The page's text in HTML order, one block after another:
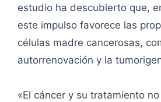
estudio ha descubierto que,
este impulso favorece las
células madre cancerosas,
autorrenovación y la
«El cáncer y su tratamiento